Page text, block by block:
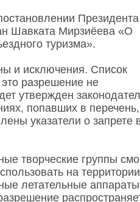
Президента
Шавката Мирзиёева «О
туризма».
и исключения. Список
разрешение не
утвержден
попавших в перечень,
указатели о запрете
творческие группы
на территории
летательные